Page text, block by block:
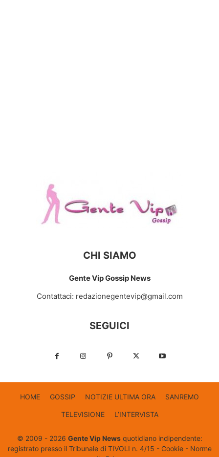
CHI SIAMO
Gente Vip Gossip News
Contattaci: redazionegentevip@gmail.com
SEGUICI
HOME GOSSIP NOTIZIE ULTIMA ORA SANREMO
TELEVISIONE L’INTERVISTA
© 2009 - 2026 Gente Vip Newsquotidiano indipendente:
registrato presso il Tribunale di TIVOLI n. 4/15 - Cookie- Norme